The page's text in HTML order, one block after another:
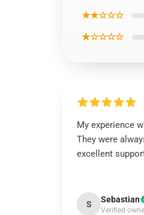
★★☆☆☆
★☆☆☆☆
My experience
They were
excellent
S Sebastian
Verified